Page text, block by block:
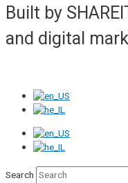
Built by
and digital
Search